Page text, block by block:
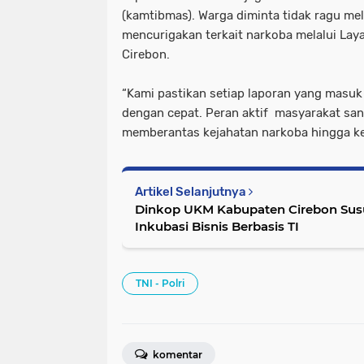
(kamtibmas). Warga diminta tidak ragu
mencurigakan terkait narkoba melalui
Cirebon.
“Kami pastikan setiap laporan yang
dengan cepat. Peran aktif masyarakat
memberantas kejahatan narkoba hingga
Artikel Selanjutnya
Dinkop UKM Kabupaten Cirebon
Inkubasi Bisnis Berbasis TI
TNI - Polri
komentar